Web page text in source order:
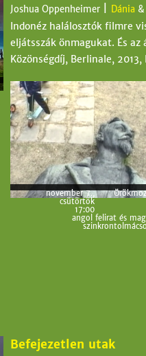
Joshua Oppenheimer Dánia
Indonéz halálosztók filmre
eljátsszák önmagukat. És az
Közönségdíj, Berlinale,
november 7.,
csütörtök
17:00
angol felirat és
Befejezetlen utak